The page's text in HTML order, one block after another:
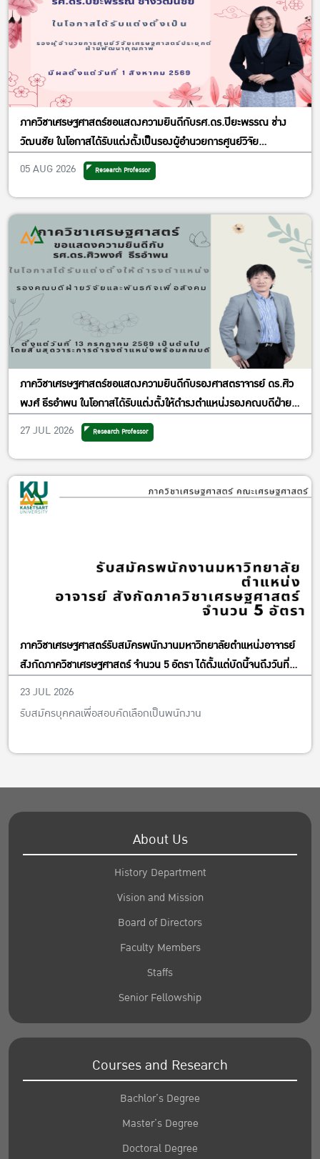
ภาควิชาเศรษฐศาสตร์ขอแสดงความยินดีกับรศ.ดร.ปิยะพรรณ ช่าง
วัฒนชัย ในโอกาสได้รับแต่งตั้งเป็นรองผู้อำนวยการศูนย์วิจัย
เศรษฐศาสตร์ประยุกต์ ฝ่ายพัฒนาคุณภาพ
05 AUG 2026 Research Professor
ภาควิชาเศรษฐศาสตร์ขอแสดงความยินดีกับรองศาสตราจารย์ ดร.ศิว
พงศ์ ธีรอำพน ในโอกาสได้รับแต่งตั้งให้ดำรงตำแหน่งรองคณบดีฝ่าย
วิจัยและพันธกิจเพื่อสังคม
27 JUL 2026 Research Professor
ภาควิชาเศรษฐศาสตร์รับสมัครพนักงานมหาวิทยาลัยตำแหน่งอาจารย์
สังกัดภาควิชาเศรษฐศาสตร์ จำนวน 5 อัตรา ได้ตั้งแต่บัดนี้จนถึงวันที่
13 พฤศจิกายน พ.ศ. 2569
23 JUL 2026
รับสมัครบุคคลเพื่อสอบคัดเลือกเป็นพนักงาน
About Us
History Department
Vision and Mission
Board of Directors
Faculty Members
Staffs
Senior Fellowship
Courses and Research
Bachlor’s Degree
Master’s Degree
Doctoral Degree